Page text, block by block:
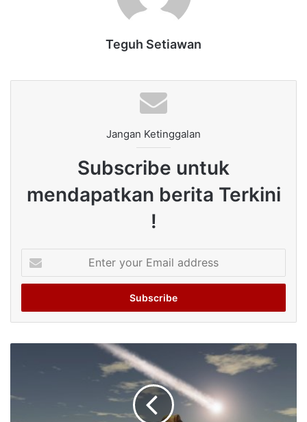
Teguh Setiawan
Jangan Ketinggalan
Subscribe untuk
mendapatkan berita Terkini
!
your
Email